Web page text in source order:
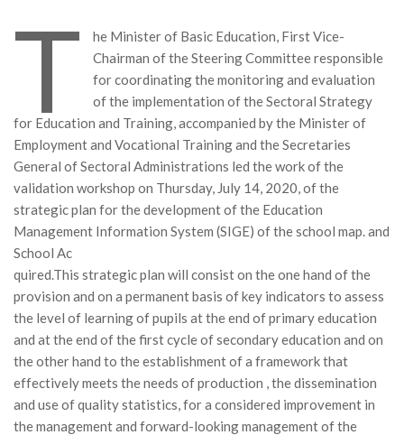
MÉDIA
T
he Minister of Basic Education, First Vice-
Chairman of the Steering Committee responsible
for coordinating the monitoring and evaluation
of the implementation of the Sectoral Strategy
for Education and Training, accompanied by the Minister of
Employment and Vocational Training and the Secretaries
General of Sectoral Administrations led the work of the
validation workshop on Thursday, July 14, 2020, of the
strategic plan for the development of the Education
Management Information System (SIGE) of the school map. and
School Ac
quired.This strategic plan will consist on the one hand of the
provision and on a permanent basis of key indicators to assess
the level of learning of pupils at the end of primary education
and at the end of the first cycle of secondary education and on
the other hand to the establishment of a framework that
effectively meets the needs of production , the dissemination
and use of quality statistics, for a considered improvement in
the management and forward-looking management of the